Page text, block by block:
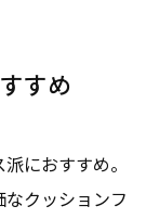
すめ
におすすめ。
クッションフ